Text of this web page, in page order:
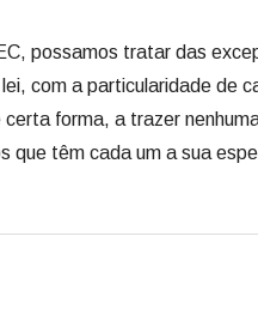
possamos tratar das
com a particularidade de
forma, a trazer
que têm cada um a sua